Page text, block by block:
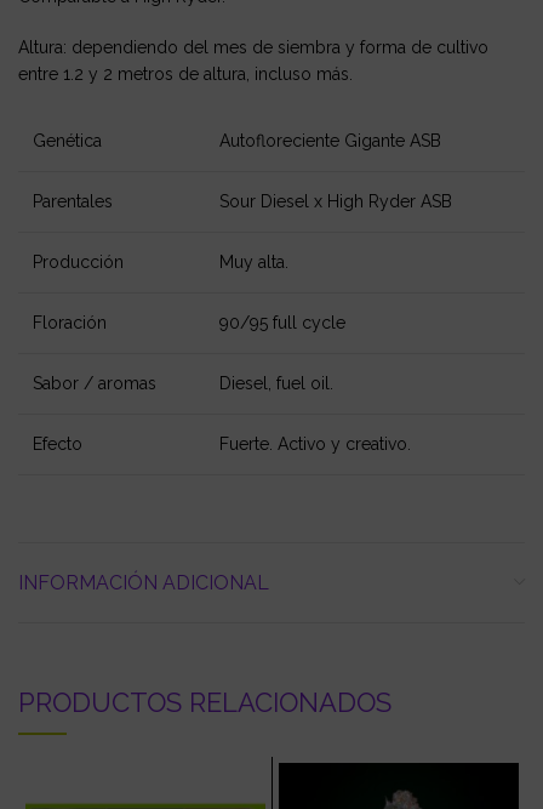
Altura: dependiendo del mes de siembra y forma de cultivo
entre 1.2 y 2 metros de altura, incluso más.
Genética Autofloreciente Gigante ASB
Parentales Sour Diesel x High Ryder ASB
Producción Muy alta.
Floración 90/95 full cycle
Sabor / aromas Diesel, fuel oil.
Efecto Fuerte. Activo y creativo.
INFORMACIÓN ADICIONAL
PRODUCTOS RELACIONADOS